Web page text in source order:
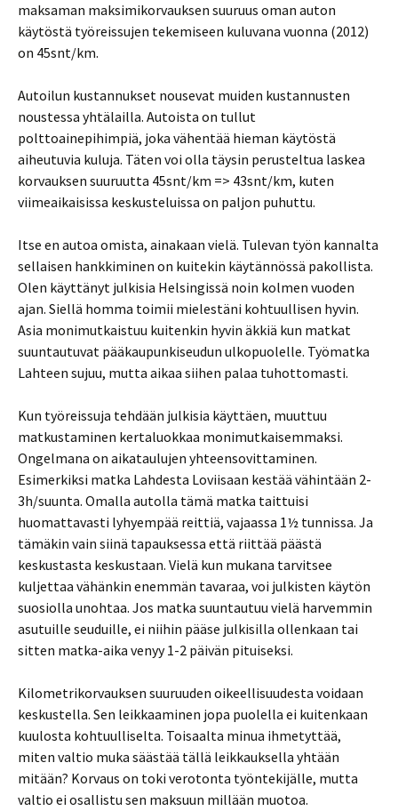
maksaman maksimikorvauksen suuruus oman auton
käytöstä työreissujen tekemiseen kuluvana vuonna (2012)
on 45snt/km.
Autoilun kustannukset nousevat muiden kustannusten
noustessa yhtälailla. Autoista on tullut
polttoainepihimpiä, joka vähentää hieman käytöstä
aiheutuvia kuluja. Täten voi olla täysin perusteltua laskea
korvauksen suuruutta 45snt/km => 43snt/km, kuten
viimeaikaisissa keskusteluissa on paljon puhuttu.
Itse en autoa omista, ainakaan vielä. Tulevan työn kannalta
sellaisen hankkiminen on kuitekin käytännössä pakollista.
Olen käyttänyt julkisia Helsingissä noin kolmen vuoden
ajan. Siellä homma toimii mielestäni kohtuullisen hyvin.
Asia monimutkaistuu kuitenkin hyvin äkkiä kun matkat
suuntautuvat pääkaupunkiseudun ulkopuolelle. Työmatka
Lahteen sujuu, mutta aikaa siihen palaa tuhottomasti.
Kun työreissuja tehdään julkisia käyttäen, muuttuu
matkustaminen kertaluokkaa monimutkaisemmaksi.
Ongelmana on aikataulujen yhteensovittaminen.
Esimerkiksi matka Lahdesta Loviisaan kestää vähintään 2-
3h/suunta. Omalla autolla tämä matka taittuisi
huomattavasti lyhyempää reittiä, vajaassa 1½ tunnissa. Ja
tämäkin vain siinä tapauksessa että riittää päästä
keskustasta keskustaan. Vielä kun mukana tarvitsee
kuljettaa vähänkin enemmän tavaraa, voi julkisten käytön
suosiolla unohtaa. Jos matka suuntautuu vielä harvemmin
asutuille seuduille, ei niihin pääse julkisilla ollenkaan tai
sitten matka-aika venyy 1-2 päivän pituiseksi.
Kilometrikorvauksen suuruuden oikeellisuudesta voidaan
keskustella. Sen leikkaaminen jopa puolella ei kuitenkaan
kuulosta kohtuulliselta. Toisaalta minua ihmetyttää,
miten valtio muka säästää tällä leikkauksella yhtään
mitään? Korvaus on toki verotonta työntekijälle, mutta
valtio ei osallistu sen maksuun millään muotoa.